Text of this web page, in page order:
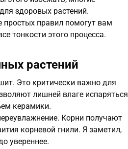
здоровых растений.
правил помогут вам
тонкости этого процесса.
растений
Это критически важно для
лишней влаге испаряться
керамики.
Корни получают
корневой гнили. Я заметил,
увереннее.